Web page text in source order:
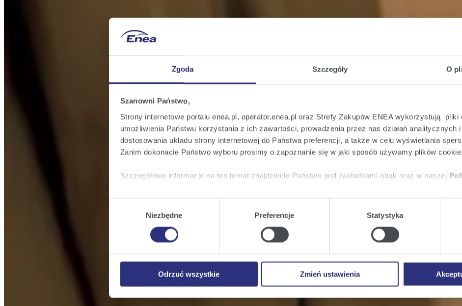
Zgoda Szczegóły O
Szanowni Państwo,
Strony internetowe portalu enea.pl, operator.enea.pl oraz Strefy Zakupów ENEA wykorzystują pliki
umożliwienia Państwu korzystania z ich zawartości, prowadzenia przez nas działań analitycznych
dostosowania układu strony internetowej do Państwa preferencji, a także w celu wyświetlania
Zanim dokonacie Państwo wyboru prosimy o zapoznanie się w jaki sposób używamy plików cookie.
Szczegółowe informacje na ten temat znajdziecie Państwo pod zakładkami obok oraz w naszej
KlikającAkceptuję wszystkiewyrażają Państwo zgodę na umieszczenie wszystkich rodzajów
których korzystamy, na Państwa urządzeniu.
Zmień ustawienia
, możecie Państwo wybrać jakie rodzaje plików cookie będziemy
urządzeniu.
Niezbędne Preferencje Statystyka
Odrzuć wszystkie Zmień ustawienia